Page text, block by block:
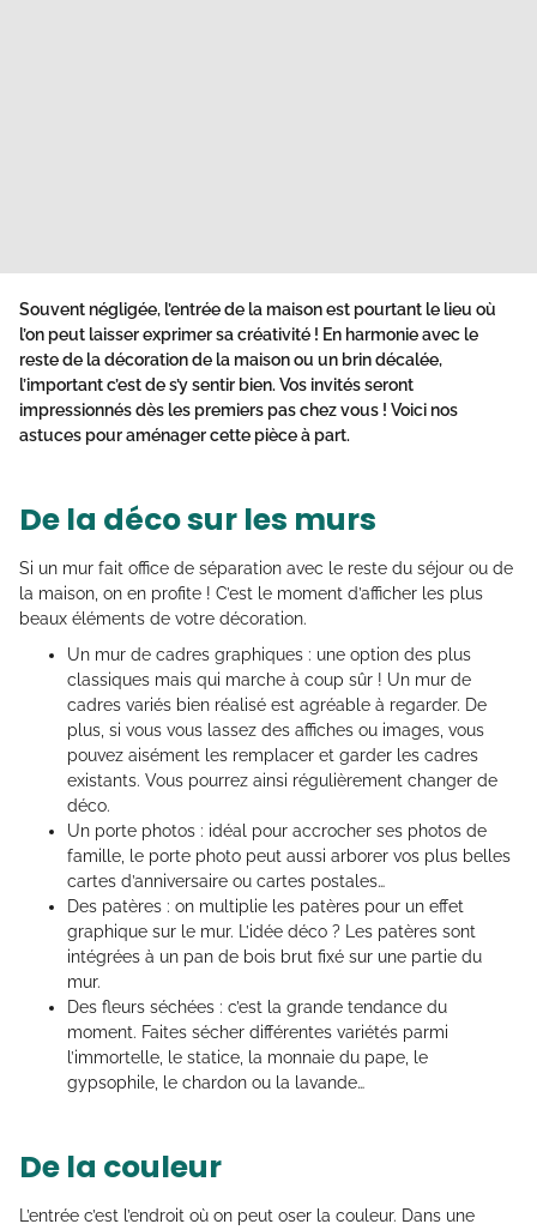
Souvent négligée, l’entrée de la maison est pourtant le lieu où
l’on peut laisser exprimer sa créativité ! En harmonie avec le
reste de la décoration de la maison ou un brin décalée,
l’important c’est de s’y sentir bien. Vos invités seront
impressionnés dès les premiers pas chez vous ! Voici nos
astuces pour aménager cette pièce à part.
De la déco sur les murs
Si un mur fait office de séparation avec le reste du séjour ou de
la maison, on en profite ! C’est le moment d’afficher les plus
beaux éléments de votre décoration.
Un mur de cadres graphiques : une option des plus
classiques mais qui marche à coup sûr ! Un mur de
cadres variés bien réalisé est agréable à regarder. De
plus, si vous vous lassez des affiches ou images, vous
pouvez aisément les remplacer et garder les cadres
existants. Vous pourrez ainsi régulièrement changer de
déco.
Un porte photos : idéal pour accrocher ses photos de
famille, le porte photo peut aussi arborer vos plus belles
cartes d’anniversaire ou cartes postales…
Des patères : on multiplie les patères pour un effet
graphique sur le mur. L’idée déco ? Les patères sont
intégrées à un pan de bois brut fixé sur une partie du
mur.
Des fleurs séchées : c’est la grande tendance du
moment. Faites sécher différentes variétés parmi
l’immortelle, le statice, la monnaie du pape, le
gypsophile, le chardon ou la lavande…
De la couleur
L’entrée c’est l’endroit où on peut oser la couleur. Dans une